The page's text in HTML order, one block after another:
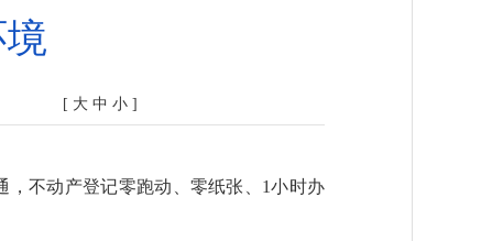
[ 大 中 小 ]
不动产登记零跑动、零纸张、1小时办